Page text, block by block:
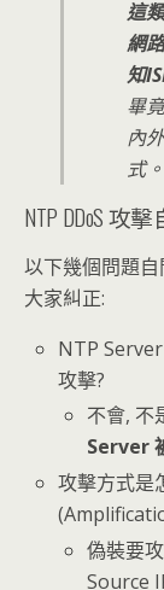
這
網
知
畢
內
式。
NTP DDoS 攻
以下幾個問題
大家糾正:
NTP
攻擊?
不會, 不
Server
攻擊方式是
偽裝要
Source